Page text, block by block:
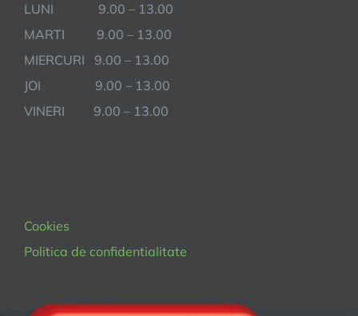
LUNI 9.00 – 13.00
MARTI 9.00 – 13.00
MIERCURI 9.00 – 13.00
JOI 9.00 – 13.00
VINERI 9.00 – 13.00
Cookies
Politica de confidentialitate